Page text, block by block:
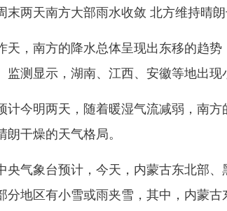
末两天南方大部雨水收敛 北方维持晴
，南方的降水总体呈现出东移的趋势
监测显示，湖南、江西、安徽等地出现
今明两天，随着暖湿气流减弱，南方
朗干燥的天气格局。
气象台预计，今天，内蒙古东北部、
分地区有小雪或雨夹雪，其中，内蒙